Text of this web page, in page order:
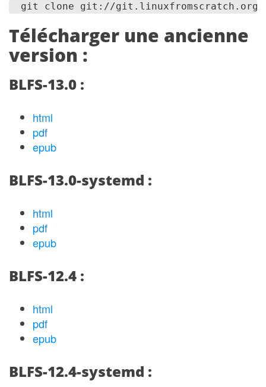
git clone git://
Télécharger une ancienne
version :
BLFS-13.0 :
html
pdf
epub
BLFS-13.0-systemd :
html
pdf
epub
BLFS-12.4 :
html
pdf
epub
BLFS-12.4-systemd :